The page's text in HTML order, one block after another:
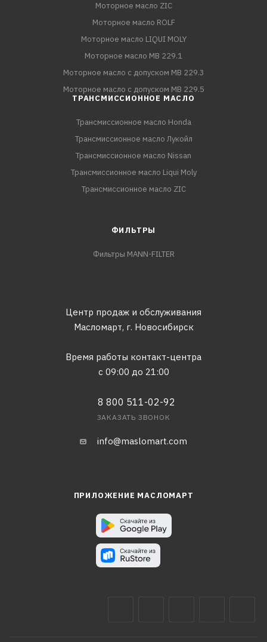
Моторное масло ZIC
Моторное масло ROLF
Моторное масло LIQUI MOLY
Моторное масло MB 229.1
Моторное масло с допуском MB 229.3
Моторное масло с допуском MB 229.5
ТРАНСМИССИОННОЕ МАСЛО
Трансмиссионное масло Honda
Трансмиссионное масло Лукойл
Трансмиссионное масло Nissan
Трансмиссионное масло Liqui Moly
Трансмиссионное масло ZIC
ФИЛЬТРЫ
Фильтры MANN-FILTER
Центр продаж и обслуживания
Масломарт, г. Новосибирск
Время работы контакт-центра
с 09:00 до 21:00
8 800 511-02-92
ЗАКАЗАТЬ ЗВОНОК
info@maslomart.com
ПРИЛОЖЕНИЕ МАСЛОМАРТ